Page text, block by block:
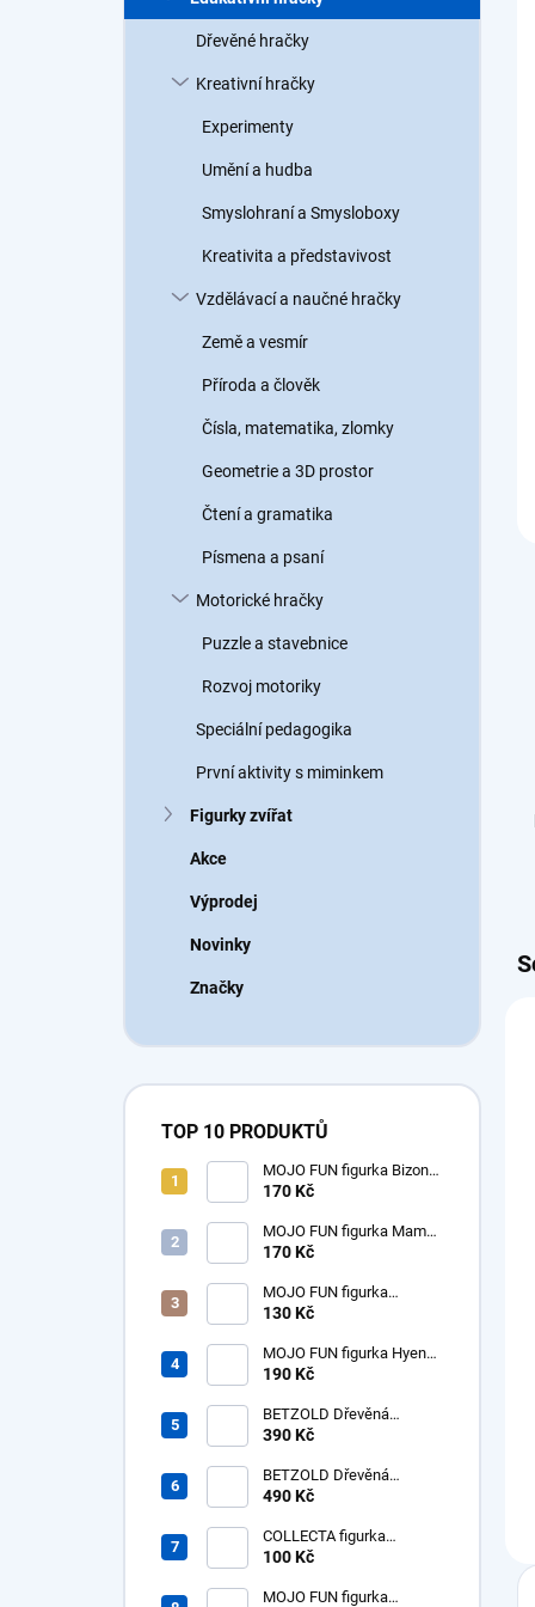
a
Dřevěné hračky
Kreativní hračky
Experimenty
Umění a hudba
Smyslohraní a Smysloboxy
Kreativita a představivost
Vzdělávací a naučné hračky
Země a vesmír
Příroda a člověk
Čísla, matematika, zlomky
Geometrie a 3D prostor
Čtení a gramatika
Písmena a psaní
Motorické hračky
Puzzle a stavebnice
Rozvoj motoriky
Speciální pedagogika
První aktivity s miminkem
Figurky zvířat
Akce
Výprodej
Novinky
Značky
TOP 10 PRODUKTŮ
MOJO FUN figurka Bizon
americký samice
170 Kč
MOJO FUN figurka Mamut
mládě
170 Kč
MOJO FUN figurka
dinosaurus Tyrannosaurus
130 Kč
MOJO FUN figurka Hyena
prehistorická - Hyaenodon
190 Kč
BETZOLD Dřevěná
desítková soustava - tisíc -
390 Kč
BETZOLD Dřevěná
desítková soustava -
490 Kč
COLLECTA figurka
dinosaurus Tyrannosaurus
100 Kč
MOJO FUN figurka